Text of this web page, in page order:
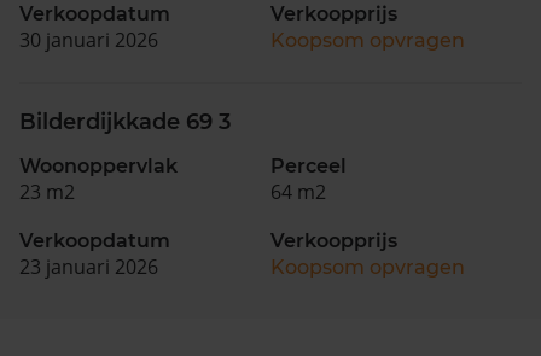
Verkoopdatum
30 januari 2026
Verkoopprijs
Koopsom opvragen
Bilderdijkkade 69 3
Woonoppervlak
23 m2
Perceel
64 m2
Verkoopdatum
23 januari 2026
Verkoopprijs
Koopsom opvragen